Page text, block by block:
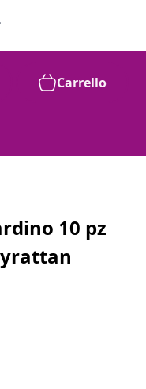
Carrello
10 pz